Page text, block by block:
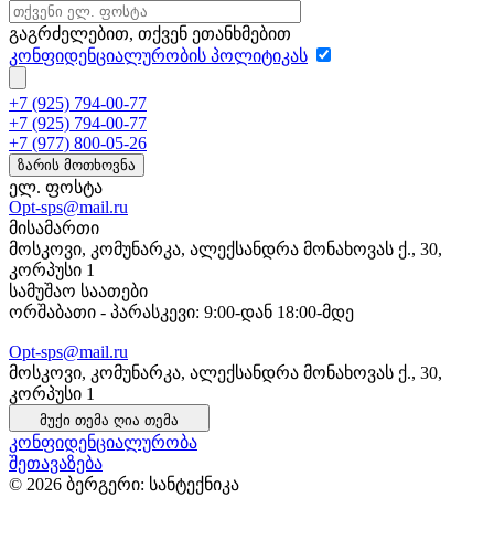
გაგრძელებით, თქვენ ეთანხმებით
კონფიდენციალურობის პოლიტიკას
+7 (925) 794-00-77
+7 (925) 794-00-77
+7 (977) 800-05-26
ზარის მოთხოვნა
ელ. ფოსტა
Opt-sps@mail.ru
მისამართი
მოსკოვი, კომუნარკა, ალექსანდრა მონახოვას ქ., 30,
კორპუსი 1
სამუშაო საათები
ორშაბათი - პარასკევი: 9:00-დან 18:00-მდე
Opt-sps@mail.ru
მოსკოვი, კომუნარკა, ალექსანდრა მონახოვას ქ., 30,
კორპუსი 1
მუქი თემა ღია თემა
კონფიდენციალურობა
შეთავაზება
© 2026 ბერგერი: სანტექნიკა